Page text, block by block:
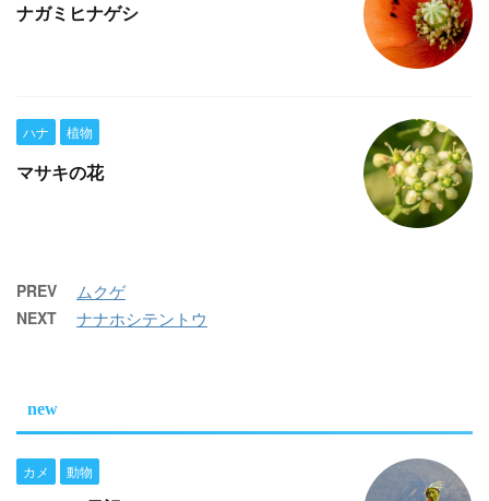
ナガミヒナゲシ
ハナ 植物
マサキの花
PREV ムクゲ
NEXT ナナホシテントウ
new
カメ
動物